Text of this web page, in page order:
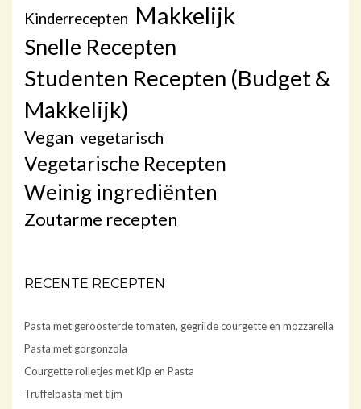
Kinderrecepten Makkelijk
Snelle Recepten
Studenten Recepten (Budget &
Makkelijk)
Vegan vegetarisch
Vegetarische Recepten
Weinig ingrediënten
Zoutarme recepten
RECENTE RECEPTEN
Pasta met geroosterde tomaten, gegrilde courgette en mozzarella
Pasta met gorgonzola
Courgette rolletjes met Kip en Pasta
Truffelpasta met tijm